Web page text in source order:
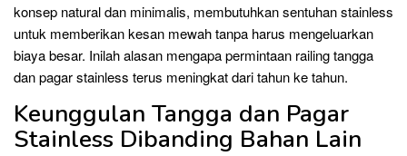
konsep natural dan minimalis, membutuhkan sentuhan stainless
untuk memberikan kesan mewah tanpa harus mengeluarkan
biaya besar. Inilah alasan mengapa permintaan railing tangga
dan pagar stainless terus meningkat dari tahun ke tahun.
Keunggulan Tangga dan Pagar
Stainless Dibanding Bahan Lain